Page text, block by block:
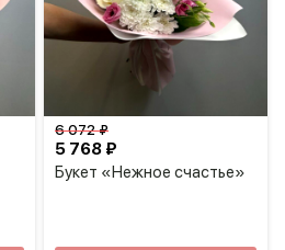
Букет «Нежное счастье»
5 768 ₽
6 072 ₽